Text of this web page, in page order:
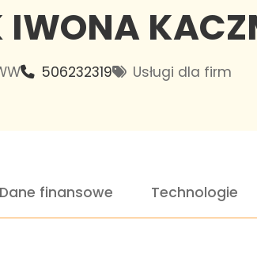
IWONA
506232319 Usługi dla firm
Dane finansowe Technologie